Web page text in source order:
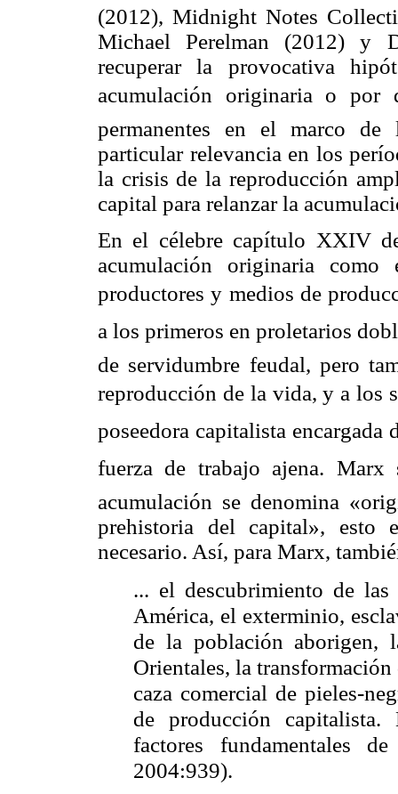
(2012),Midnight Notes
MichaelPerelman (2012) y
recuperar la provocativa
acumulación originaria o por
permanentes en el marco de
particular relevancia en los
la crisis de la reproducción
capital para relanzar la
En el célebre capítulo XXIV
acumulación originaria
productores y medios de
a los primeros en proletarios
de servidumbre feudal, pero
reproducción de la vida, y a los
poseedora capitalista
fuerza de trabajo ajena. Marx
acumulación se denomina
prehistoria del capital», esto
necesario. Así, para Marx,
... el descubrimiento de las
América, el exterminio,
de la población aborigen,
Orientales, la
caza comercial de pieles-
de producción capitalista.
factores fundamentales
2004:939).